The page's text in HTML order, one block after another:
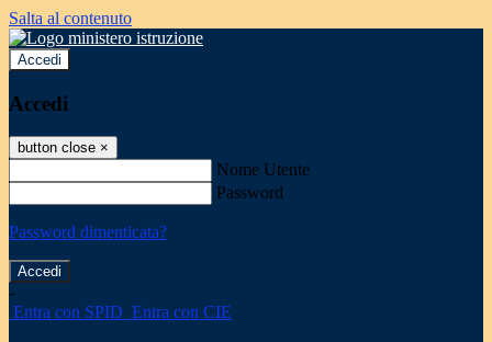
Salta al contenuto
Accedi
Accedi
button close ×
Nome Utente
Password
Password dimenticata?
-
Entra con SPID Entra con CIE